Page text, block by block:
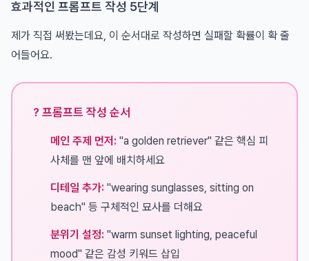
효과적인 프롬프트 작성 5단계
제가 직접 써봤는데요, 이 순서대로 작성하면 실패할 확률이 확 줄
어들어요.
? 프롬프트 작성 순서
메인 주제 먼저: "a golden retriever" 같은 핵심 피
사체를 맨 앞에 배치하세요
디테일 추가: "wearing sunglasses, sitting on
beach" 등 구체적인 묘사를 더해요
분위기 설정: "warm sunset lighting, peaceful
mood" 같은 감성 키워드 삽입